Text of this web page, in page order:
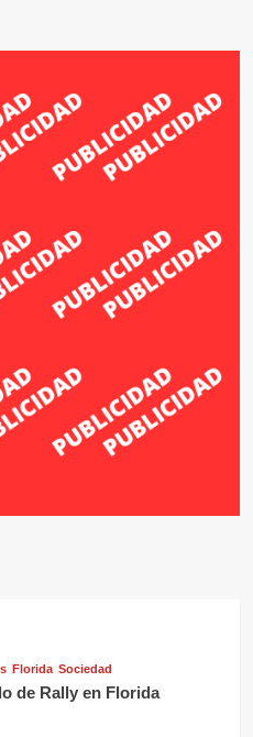
Florida Sociedad
de Rally en Florida